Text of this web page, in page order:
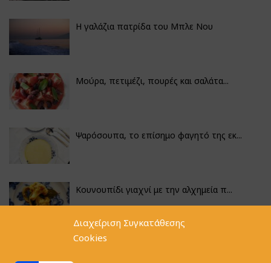
Διαχείριση Συγκατάθεσης
Cookies
Η γαλάζια πατρίδα του Μπλε Νου
Μούρα, πετιμέζι, πουρές και σαλάτα...
Ψαρόσουπα, το επίσημο φαγητό της εκ...
Κουνουπίδι γιαχνί με την αλχημεία π...
Αγκινάρες γεμιστές με ρύζι και ριζό...